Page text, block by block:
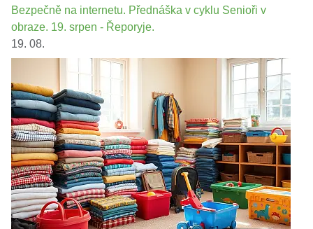
Bezpečně na internetu. Přednáška v cyklu Senioři v
obraze. 19. srpen - Řeporyje.
19. 08.